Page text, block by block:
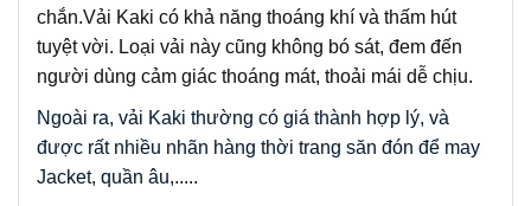
chắn.Vải Kaki có khả năng thoáng khí và thấm hút
tuyệt vời. Loại vải này cũng không bó sát, đem đến
người dùng cảm giác thoáng mát, thoải mái dễ chịu.
Ngoài ra, vải Kaki thường có giá thành hợp lý, và
được rất nhiều nhãn hàng thời trang săn đón để may
Jacket, quần âu,.....